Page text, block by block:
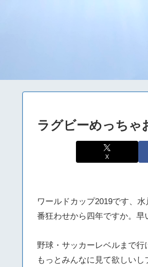
ラグビーめっちゃ
X
ワールドカップ2019です、水
番狂わせから四年ですか。早
野球・サッカーレベルまで
もっとみんなに見て欲しいし